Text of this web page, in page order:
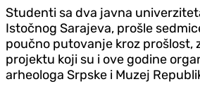
Studenti sa dva javna
Istočnog Sarajeva, prošle
poučno putovanje kroz prošlost,
projektu koji su i ove godine
arheologa Srpske i Muzej